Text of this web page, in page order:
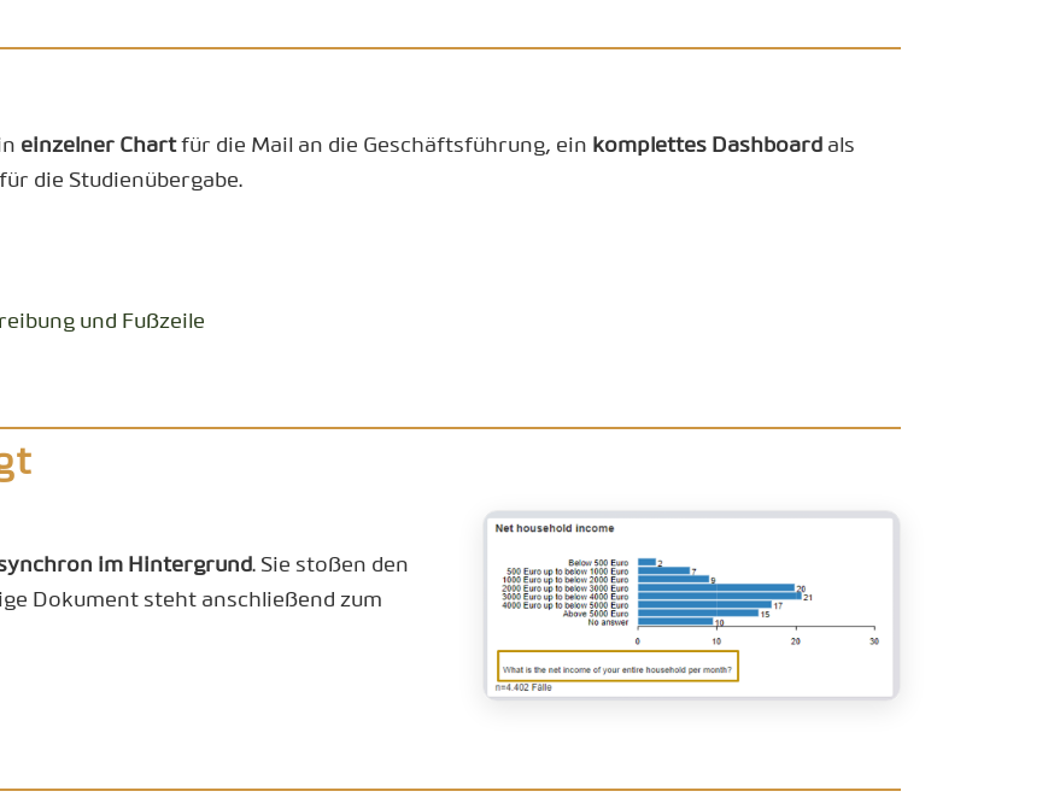
einzelner Chartfür die Mail an die Geschäftsführung, ein komplettes Dashboard als
die Studienübergabe.
und Fußzeile
im Hintergrund. Sie stoßen den
Dokument steht anschließend zum